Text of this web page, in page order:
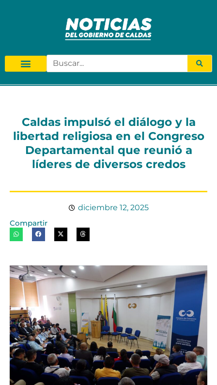
Caldas impulsó el diálogo y la
libertad religiosa en el Congreso
Departamental que reunió a
líderes de diversos credos
diciembre 12, 2025
Compartir